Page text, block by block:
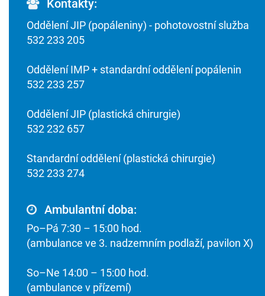
Kontakty:
Oddělení JIP (popáleniny) - pohotovostní služba
532 233 205
Oddělení IMP + standardní oddělení popálenin
532 233 257
Oddělení JIP (plastická chirurgie)
532 232 657
Standardní oddělení (plastická chirurgie)
532 233 274
Ambulantní doba:
Po–Pá 7:30 – 15:00 hod.
(ambulance ve 3. nadzemním podlaží, pavilon X)
So–Ne 14:00 – 15:00 hod.
(ambulance v přízemí)